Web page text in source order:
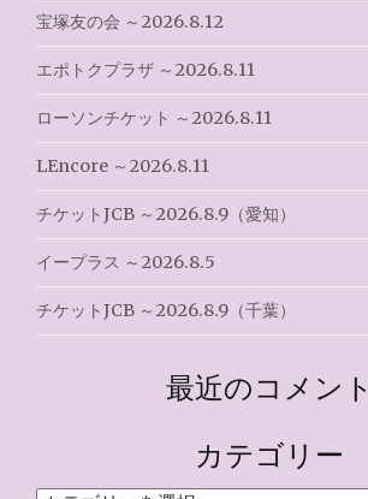
宝塚友の会 ～2026.8.12
エポトクプラザ ～2026.8.11
ローソンチケット ～2026.8.11
LEncore ～2026.8.11
チケットJCB ～2026.8.9（愛知）
イープラス ～2026.8.5
チケットJCB ～2026.8.9（千葉）
最近のコメント
カテゴリー